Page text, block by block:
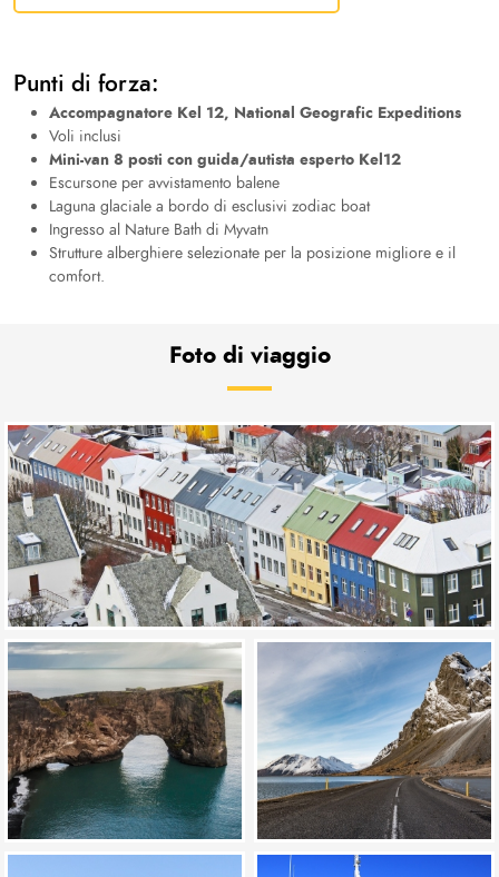
Punti di forza:
Accompagnatore Kel 12, National Geografic Expeditions
Voli inclusi
Mini-van 8 posti con guida/autista esperto Kel12
Escursone per avvistamento balene
Laguna glaciale a bordo di esclusivi zodiac boat
Ingresso al Nature Bath di Myvatn
Strutture alberghiere selezionate per la posizione migliore e il
comfort.
Foto di viaggio